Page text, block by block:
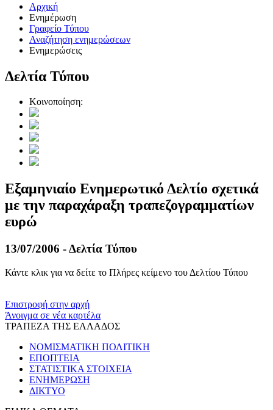
Αρχική
Ενημέρωση
Γραφείο Τύπου
Αναζήτηση ενημερώσεων
Ενημερώσεις
Δελτία Τύπου
Κοινοποίηση:
Εξαμηνιαίο Ενημερωτικό Δελτίο σχετικά
με την παραχάραξη τραπεζογραμματίων
ευρώ
13/07/2006 - Δελτία Τύπου
Κάντε κλικ για να δείτε το Πλήρες κείμενο του Δελτίου Τύπου
Επιστροφή στην αρχή
Άνοιγμα σε νέα καρτέλα
ΤΡΑΠΕΖΑ ΤΗΣ ΕΛΛΑΔΟΣ
ΝΟΜΙΣΜΑΤΙΚΗ ΠΟΛΙΤΙΚΗ
ΕΠΟΠΤΕΙΑ
ΣΤΑΤΙΣΤΙΚΑ ΣΤΟΙΧΕΙΑ
ΕΝΗΜΕΡΩΣΗ
ΔΙΚΤΥΟ